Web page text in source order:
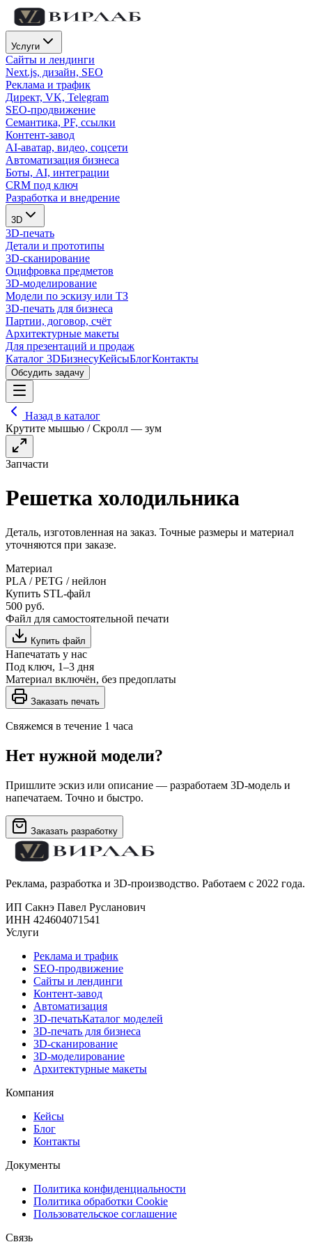
Услуги
Сайты и лендинги
Next.js, дизайн, SEO
Реклама и трафик
Директ, VK, Telegram
SEO-продвижение
Семантика, PF, ссылки
Контент-завод
AI-аватар, видео, соцсети
Автоматизация бизнеса
Боты, AI, интеграции
CRM под ключ
Разработка и внедрение
3D
3D-печать
Детали и прототипы
3D-сканирование
Оцифровка предметов
3D-моделирование
Модели по эскизу или ТЗ
3D-печать для бизнеса
Партии, договор, счёт
Архитектурные макеты
Для презентаций и продаж
Каталог 3DБизнесуКейсыБлогКонтакты
Обсудить задачу
Назад в каталог
Крутите мышью / Скролл — зум
Запчасти
Решетка холодильника
Деталь, изготовленная на заказ. Точные размеры и материал
уточняются при заказе.
Материал
PLA / PETG / нейлон
Купить STL-файл
500 руб.
Файл для самостоятельной печати
Купить файл
Напечатать у нас
Под ключ, 1–3 дня
Материал включён, без предоплаты
Заказать печать
Свяжемся в течение 1 часа
Нет нужной модели?
Пришлите эскиз или описание — разработаем 3D-модель и
напечатаем. Точно и быстро.
Заказать разработку
Реклама, разработка и 3D-производство. Работаем с 2022 года.
ИП Сакнэ Павел Русланович
ИНН 424604071541
Услуги
Реклама и трафик
SEO-продвижение
Сайты и лендинги
Контент-завод
Автоматизация
3D-печатьКаталог моделей
3D-печать для бизнеса
3D-сканирование
3D-моделирование
Архитектурные макеты
Компания
Кейсы
Блог
Контакты
Документы
Политика конфиденциальности
Политика обработки Cookie
Пользовательское соглашение
Связь